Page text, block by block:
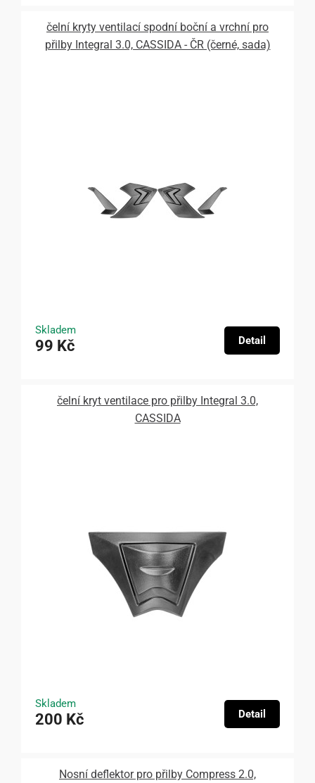
čelní kryty ventilací spodní boční a vrchní pro
přilby Integral 3.0, CASSIDA - ČR (černé, sada)
Skladem
99 Kč Detail
čelní kryt ventilace pro přilby Integral 3.0,
CASSIDA
Skladem
200 Kč Detail
Nosní deflektor pro přilby Compress 2.0,